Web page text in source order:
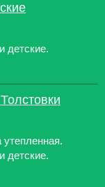
детские.
утепленная.
детские.